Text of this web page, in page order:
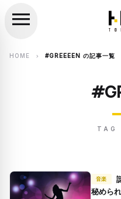
search
menu
HOME chevron_right #GREEEEN の記事一覧
TAG
音楽
秘めら